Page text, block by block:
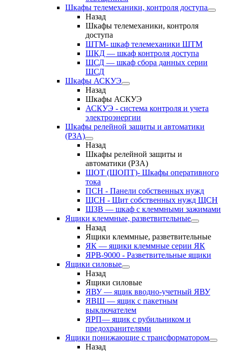
Шкафы телемеханики, контроля доступа
Назад
Шкафы телемеханики, контроля
доступа
ШТМ- шкаф телемеханики ШТМ
ШКД — шкаф контроля доступа
ШСД — шкаф сбора данных серии
ШСД
Шкафы АСКУЭ
Назад
Шкафы АСКУЭ
АСКУЭ - система контроля и учета
электроэнергии
Шкафы релейной защиты и автоматики
(РЗА)
Назад
Шкафы релейной защиты и
автоматики (РЗА)
ШОТ (ШОПТ)- Шкафы оперативного
тока
ПСН - Панели собственных нужд
ЩСН - Щит собственных нужд ЩСН
ШЗВ — шкаф с клеммными зажимами
Ящики клеммные, разветвительные
Назад
Ящики клеммные, разветвительные
ЯК — ящики клеммные серии ЯК
ЯРВ-9000 - Разветвительные ящики
Ящики силовые
Назад
Ящики силовые
ЯВУ — ящик вводно-учетный ЯВУ
ЯВШ — ящик с пакетным
выключателем
ЯРП— ящик с рубильником и
предохранителями
Ящики понижающие с трансформатором
Назад